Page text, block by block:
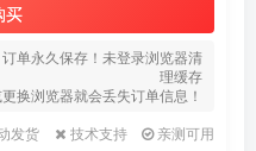
买
单永久保存！未登录浏览器清
理缓存
换浏览器就会丢失订单信息！
发货 技术支持 亲测可用